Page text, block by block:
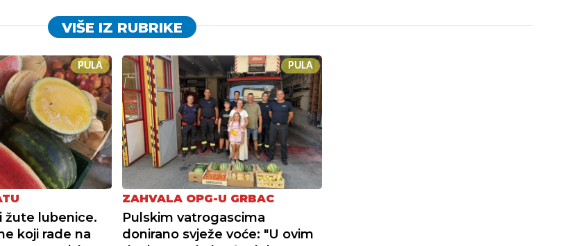
VIŠE IZ RUBRIKE
PULA
žute lubenice.
koji rade na
PULA
ZAHVALA OPG-U GRBAC
Pulskim vatrogascima
donirano svježe voće: "U ovim